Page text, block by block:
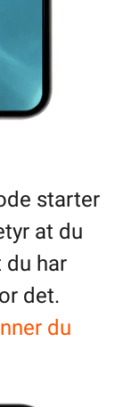
starter
at du
du har
det.
du